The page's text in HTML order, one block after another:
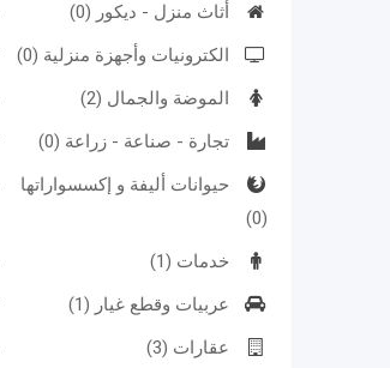
أثاث منزل - ديكور (0)
الكترونيات وأجهزة منزلية (0)
الموضة والجمال (2)
تجارة - صناعة - زراعة (0)
حيوانات أليفة و إكسسواراتها
(0)
خدمات (1)
عربيات وقطع غيار (1)
عقارات (3)